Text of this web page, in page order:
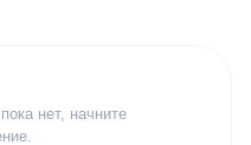
нет, начните